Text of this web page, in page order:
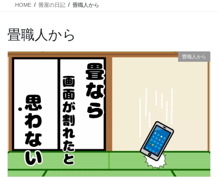
HOME 畳屋の日記 畳職人から
畳職人から
畳職人から